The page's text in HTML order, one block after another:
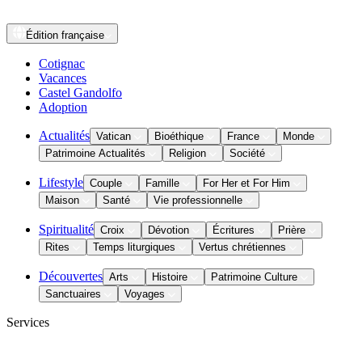
Édition française
Cotignac
Vacances
Castel Gandolfo
Adoption
Actualités Vatican Bioéthique France
Monde
Patrimoine Actualités
Religion Société
Lifestyle Couple Famille
For Her et For Him
Maison
Santé Vie professionnelle
Spiritualité Croix Dévotion Écritures
Prière
Rites
Temps liturgiques Vertus chrétiennes
Découvertes Arts Histoire
Patrimoine Culture
Sanctuaires
Voyages
Services